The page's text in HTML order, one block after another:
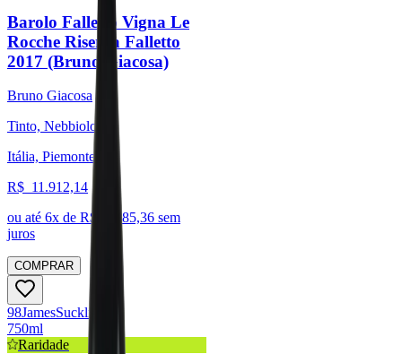
Barolo Falletto Vigna Le
Rocche Riserva Falletto
2017 (Bruno Giacosa)
Bruno Giacosa
Tinto, Nebbiolo
Itália, Piemonte
R$ 11.912,14
ou até 6x de R$ 1.985,36 sem
juros
COMPRAR
98JamesSuckling
750ml
Raridade